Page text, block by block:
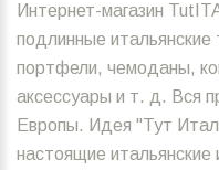
Интернет-магазин
подлинные
портфели, чемоданы,
аксессуары и т. д. Вся
Европы. Идея "Тут
настоящие итальянские